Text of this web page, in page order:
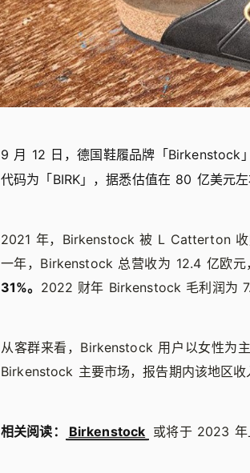
9 月 12 日，德国鞋履品牌「Birkenstock
代码为「BIRK」，据悉估值在 80 亿美元左
2021 年，Birkenstock 被 L Catterton
一年，Birkenstock 总营收为 12.4 亿欧元
31%。 2022 财年 Birkenstock 毛利润为
从客群来看，Birkenstock 用户以女性为
Birkenstock 主要市场，报告期内该地区收
相关阅读： Birkenstock 或将于 2023 年